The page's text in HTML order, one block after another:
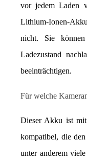
vor jedem Laden
Lithium-Ionen-
nicht. Sie
Ladezustand
beeinträchtigen.
Für welche
Dieser Akku ist
kompatibel, die
unter anderem